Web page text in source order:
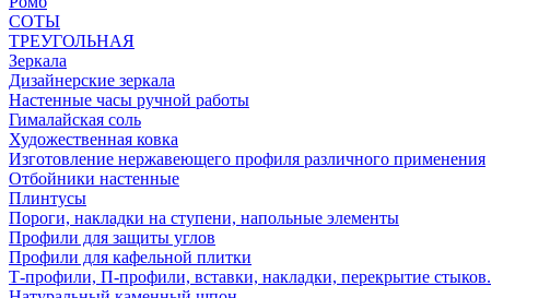
СОТЫ
ТРЕУГОЛЬНАЯ
Зеркала
Дизайнерские зеркала
Настенные часы ручной работы
Гималайская соль
Художественная ковка
Изготовление нержавеющего профиля различного применения
Отбойники настенные
Плинтусы
Пороги, накладки на ступени, напольные элементы
Профили для защиты углов
Профили для кафельной плитки
Т-профили, П-профили, вставки, накладки, перекрытие стыков.